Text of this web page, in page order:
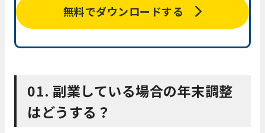
無料でダウンロードする
01. 副業している場合の年末調整
はどうする？